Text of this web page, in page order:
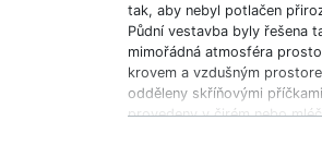
tak, aby nebyl potlačen
Půdní vestavba byly řešena
mimořádná atmosféra
krovem a vzdušným
odděleny skříňovými
provedeny v čirém nebo
viditelná nejen původní